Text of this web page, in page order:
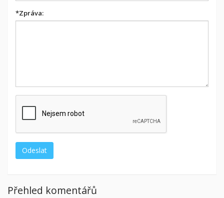
*Zpráva:
Přehled komentářů